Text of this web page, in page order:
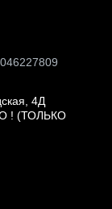
4Д
! (ТОЛЬКО